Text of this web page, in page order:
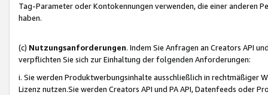
Tag-Parameter oder Kontokennungen verwenden, die einer anderen
haben.
(c) Nutzungsanforderungen. Indem Sie Anfragen an Creators API
verpflichten Sie sich zur Einhaltung der folgenden Anforderungen:
i. Sie werden Produktwerbungsinhalte ausschließlich in rechtmäßiger
Lizenz nutzen.Sie werden Creators API und PA API, Datenfeeds oder